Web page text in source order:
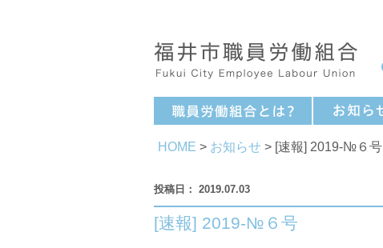
HOME > お知らせ > [速報] 2019-№６号
2019.07.03
[速報] 2019-№６号